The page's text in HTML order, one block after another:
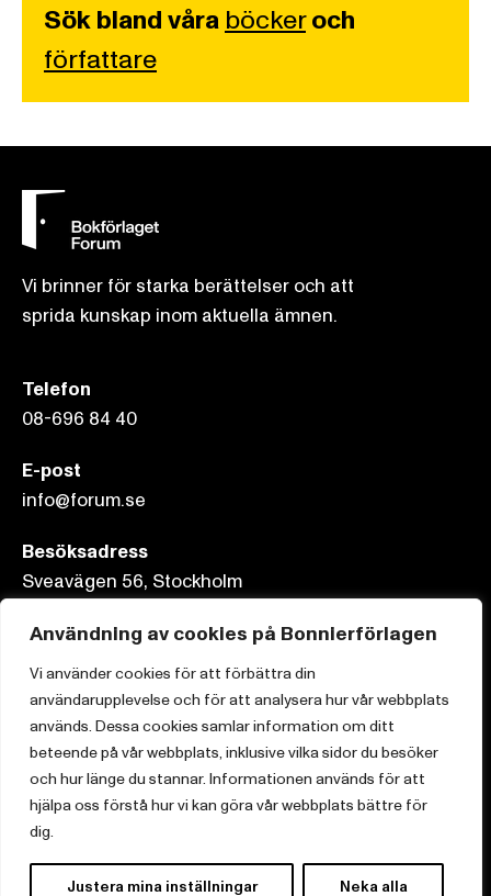
Användning av cookies på Bonnierförlagen
Vi använder cookies för att förbättra din
användarupplevelse och för att analysera hur vår webbplats
används. Dessa cookies samlar information om ditt
beteende på vår webbplats, inklusive vilka sidor du besöker
och hur länge du stannar. Informationen används för att
hjälpa oss förstå hur vi kan göra vår webbplats bättre för
dig.
Justera mina inställningar Neka alla
Sök bland våra böckeroch
författare
Vi brinner för starka berättelser och att
sprida kunskap inom aktuella ämnen.
Telefon
08-696 84 40
E-post
info@forum.se
Besöksadress
Sveavägen 56, Stockholm
Postadress
Box 3159, 103 63 Stockholm
Om Bonnierförlagen
Cookies
Integritetspolicy